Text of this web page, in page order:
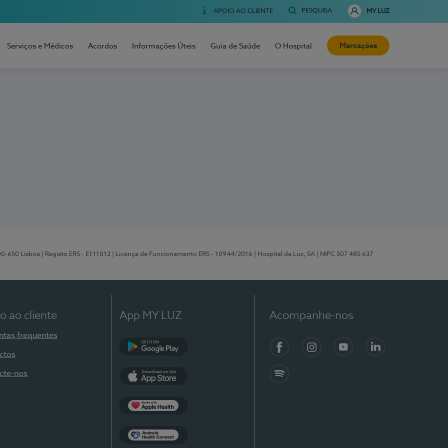
APOIO AO CLIENTE PESQUISA MY LUZ
Serviços e Médicos Acordos Informações Úteis Guia de Saúde O Hospital Marcações
650 Lisboa | Registo ERS - E111012 | Licença de Funcionamento ERS - 10944/2016 | Hospital da Luz, SA | NIPC 507 485 637
ao cliente
frequentes
nos
App MY LUZ Acompanhe-nos